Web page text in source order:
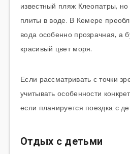
известный пляж Клеопатры,
плиты в воде. В Кемере
вода особенно прозрачная, а
красивый цвет моря.
Если рассматривать с точки
учитывать особенности
если планируется поездка с
Отдых с детьми